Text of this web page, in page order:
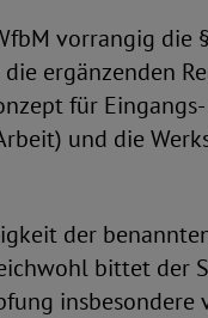
vorrangig die
ergänzenden
für
und die
der
bittet der
insbesondere